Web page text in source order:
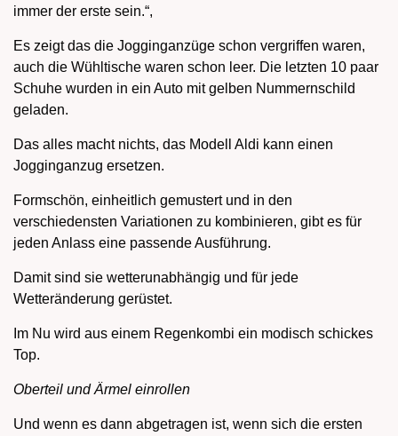
immer der erste sein.“,
Es zeigt das die Jogginganzüge schon vergriffen waren,
auch die Wühltische waren schon leer. Die letzten 10 paar
Schuhe wurden in ein Auto mit gelben Nummernschild
geladen.
Das alles macht nichts, das Modell Aldi kann einen
Jogginganzug ersetzen.
Formschön, einheitlich gemustert und in den
verschiedensten Variationen zu kombinieren, gibt es für
jeden Anlass eine passende Ausführung.
Damit sind sie wetterunabhängig und für jede
Wetteränderung gerüstet.
Im Nu wird aus einem Regenkombi ein modisch schickes
Top.
Oberteil und Ärmel einrollen
Und wenn es dann abgetragen ist, wenn sich die ersten